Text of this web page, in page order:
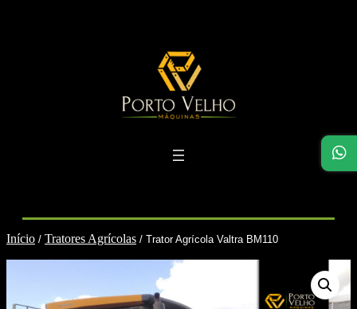
Início / Tratores Agrícolas / Trator Agrícola Valtra BM110